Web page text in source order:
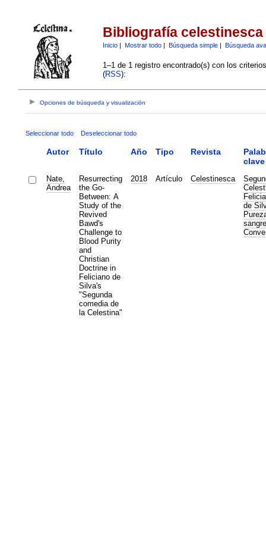
Bibliografía celestinesca
Inicio| Mostrar todo| Búsqueda simple| Búsqueda
1–1 de 1 registro encontrado(s) con los
(RSS):
Opciones de búsqueda y visualización
Seleccionar todo Deseleccionar todo
Autor Título Año Tipo Revista
clave
Nate,
Andrea
Resurrecting
the Go-
Between: A
Study of the
Revived
Bawd's
Challenge to
Blood Purity
and
Christian
Doctrine in
Feliciano de
Silva's
"Segunda
comedia de
la Celestina"
2018 Artículo Celestinesca
de
sangre